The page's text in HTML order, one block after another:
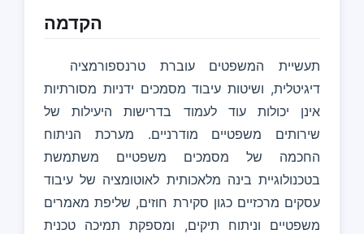
הקדמה
תעשיית המשפטים עוברת טרנספורמציה
דיגיטלית, ושיטות עיבוד מסמכים ידניות מסורתיות
אינן יכולות עוד לעמוד בדרישות היעילות של
שירותים משפטיים מודרניים. מערכת הניתוח
החכמה של מסמכים משפטיים משתמשת
בטכנולוגיית בינה מלאכותית לאוטומציה של עיבוד
עסקים מרכזיים כגון סקירת חוזים, שליפת מאמרים
משפטיים וניתוח תיקים, ומספקת תמיכה טכנית